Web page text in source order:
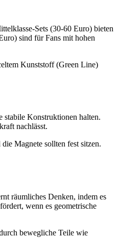
Sets (30-60 Euro) bieten
sind für Fans mit hohen
Kunststoff (Green Line)
stabile Konstruktionen halten.
nachlässt.
Magnete sollten fest sitzen.
räumliches Denken, indem es
wenn es geometrische
bewegliche Teile wie